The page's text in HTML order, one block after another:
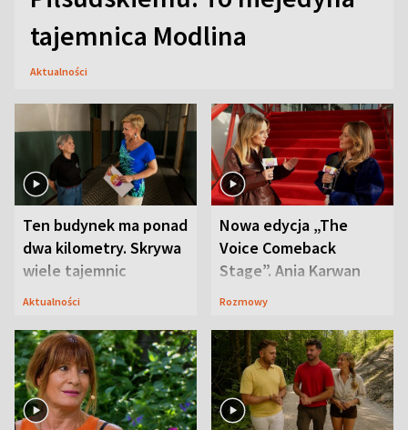
tajemnica Modlina
Aktualności
Ten budynek ma ponad
dwa kilometry. Skrywa
wiele tajemnic
Aktualności
Nowa edycja „The
Voice Comeback
Stage”. Ania Karwan
zapowiada
Rozmowy